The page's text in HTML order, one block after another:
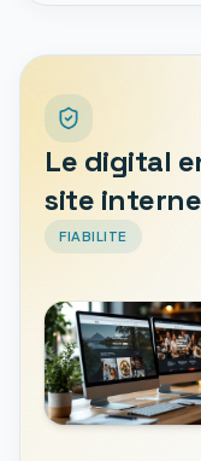
Le digital
site
FIABILITE